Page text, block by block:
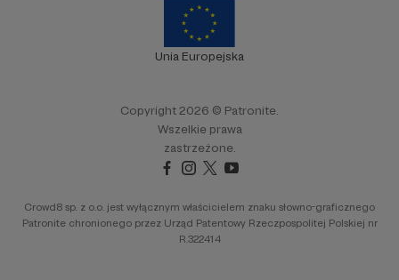
Unia Europejska
Copyright 2026 © Patronite.
Wszelkie prawa
zastrzeżone.
Crowd8 sp. z o.o. jest wyłącznym właścicielem znaku słowno-graficznego
Patronite chronionego przez Urząd Patentowy Rzeczpospolitej Polskiej nr
R.322414